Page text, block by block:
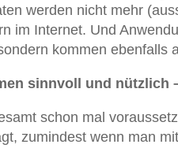
werden nicht mehr
im Internet. Und
kommen ebenfalls
sinnvoll und nützlich
schon mal
zumindest wenn man